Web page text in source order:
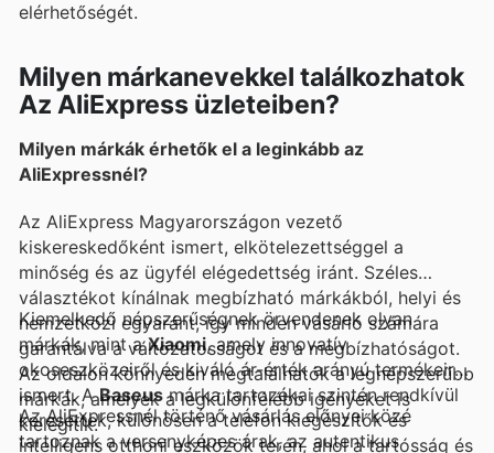
elérhetőségét.
Milyen márkanevekkel találkozhatok
Az AliExpress üzleteiben?
Milyen márkák érhetők el a leginkább az
AliExpressnél?
Az AliExpress Magyarországon vezető
kiskereskedőként ismert, elkötelezettséggel a
minőség és az ügyfél elégedettség iránt. Széles
választékot kínálnak megbízható márkákból, helyi és
nemzetközi egyaránt, így minden vásárló számára
garantálva a változatosságot és a megbízhatóságot.
Az oldalon könnyedén megtalálhatók a legnépszerűbb
márkák, amelyek a legkülönfélébb igényeket is
kielégítik.
Kiemelkedő népszerűségnek örvendenek olyan
márkák, mint aXiaomi, amely innovatív
okoseszközeiről és kiváló ár-érték arányú termékeiről
ismert. ABaseusmárka tartozékai szintén rendkívül
keresettek, különösen a telefon kiegészítők és
intelligens otthoni eszközök terén, ahol a tartósság és
Az AliExpressnél történő vásárlás előnyei közé
tartoznak a versenyképes árak, az autentikus